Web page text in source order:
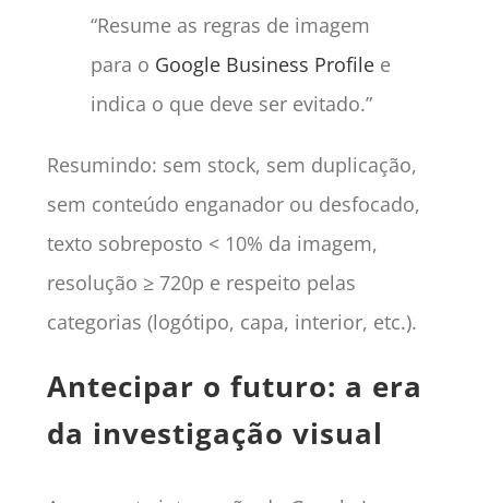
“Resume as regras de imagem
para o Google Business Profilee
indica o que deve ser evitado.”
Resumindo: sem stock, sem duplicação,
sem conteúdo enganador ou desfocado,
texto sobreposto < 10% da imagem,
resolução ≥ 720p e respeito pelas
categorias (logótipo, capa, interior, etc.).
Antecipar o futuro: a era
da investigação visual